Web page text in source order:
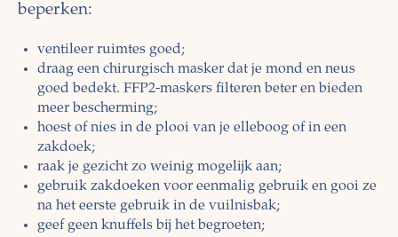
beperken:
ventileer ruimtes goed;
draag een chirurgisch masker dat je mond en neus
goed bedekt. FFP2-maskers filteren beter en bieden
meer bescherming;
hoest of nies in de plooi van je elleboog of in een
zakdoek;
raak je gezicht zo weinig mogelijk aan;
gebruik zakdoeken voor eenmalig gebruik en gooi ze
na het eerste gebruik in de vuilnisbak;
geef geen knuffels bij het begroeten;